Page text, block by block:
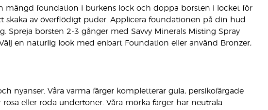
mängd foundation i burkens lock och doppa borsten i locket för
av överflödigt puder. Applicera foundationen på din hud
borsten 2-3 gånger med Savvy Minerals Misting Spray
en naturlig look med enbart Foundation eller använd Bronzer,
nyanser. Våra varma färger kompletterar gula, persikofärgade
eller röda undertoner. Våra mörka färger har neutrala